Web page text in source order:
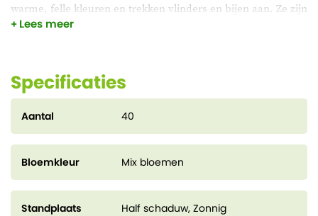
warme, felle kleuren en trekken vlinders en bijen aan. Ze zijn
perfect voor borders of als blikvanger in je tuin. Plant ze en
Lees meer
Specificaties
Aantal 40
Bloemkleur Mix bloemen
Standplaats Half schaduw, Zonnig